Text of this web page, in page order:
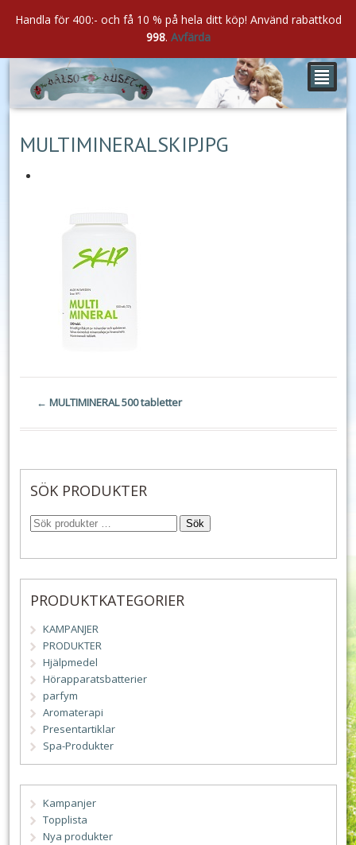
²
MULTIMINERALSKIPJPG
← MULTIMINERAL 500 tabletter
SÖK PRODUKTER
Sök
PRODUKTKATEGORIER
KAMPANJER
PRODUKTER
Hjälpmedel
Hörapparatsbatterier
parfym
Aromaterapi
Presentartiklar
Spa-Produkter
Kampanjer
Topplista
Nya produkter
Handla för 400:- och få 10 % på hela ditt köp! Använd rabattkod
998. Avfärda